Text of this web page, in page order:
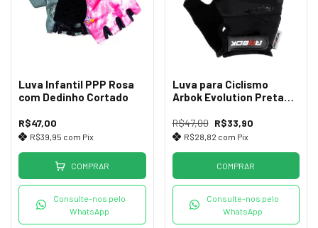
Luva Infantil PPP Rosa
com Dedinho Cortado
R$47,00
R$39,95 com Pix
COMPRAR
Consulte-nos pelo
WhatsApp
Luva para Ciclismo
Arbok Evolution Preta
R$47,00 R$33,90
R$28,82 com Pix
COMPRAR
Consulte-nos pelo
WhatsApp